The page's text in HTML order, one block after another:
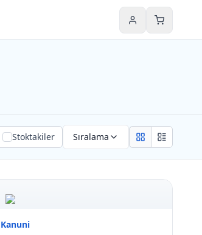
HesabımSepetim
Stoktakiler Sıralama Grid viewList view
Kanuni